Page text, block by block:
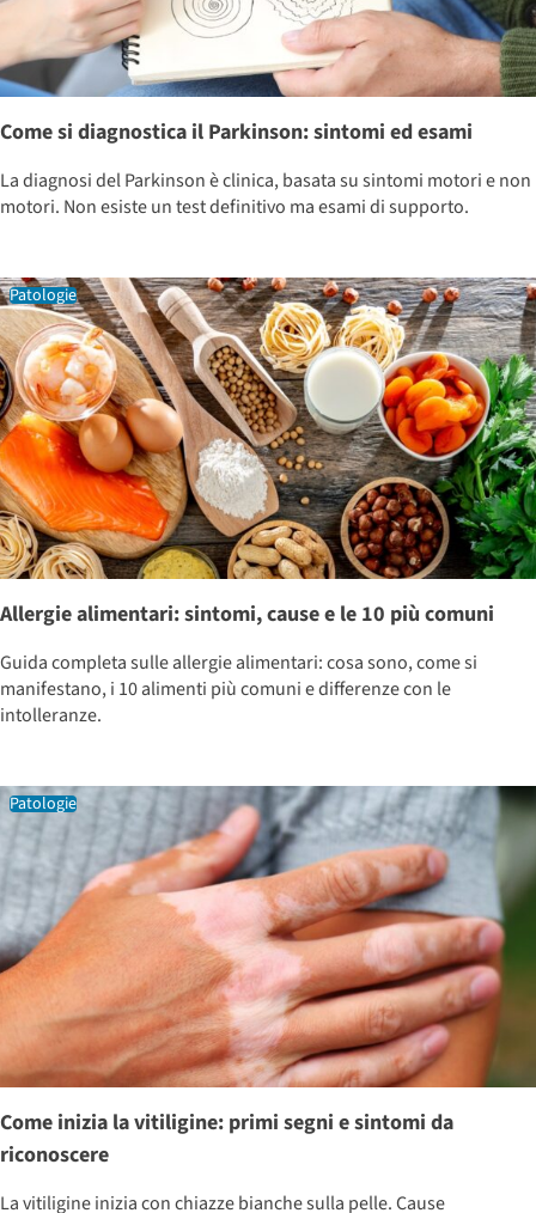
Come si diagnostica il Parkinson: sintomi ed esami
La diagnosi del Parkinson è clinica, basata su sintomi motori e non
motori. Non esiste un test definitivo ma esami di supporto.
Allergie alimentari: sintomi, cause e le 10 più comuni
Guida completa sulle allergie alimentari: cosa sono, come si
manifestano, i 10 alimenti più comuni e differenze con le
intolleranze.
Patologie
Come inizia la vitiligine: primi segni e sintomi da
riconoscere
La vitiligine inizia con chiazze bianche sulla pelle. Cause
Patologie